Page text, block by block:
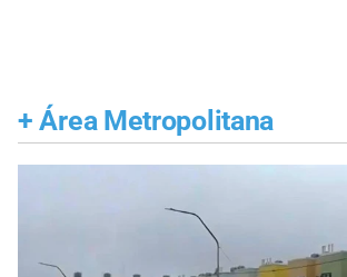
+ Área Metropolitana